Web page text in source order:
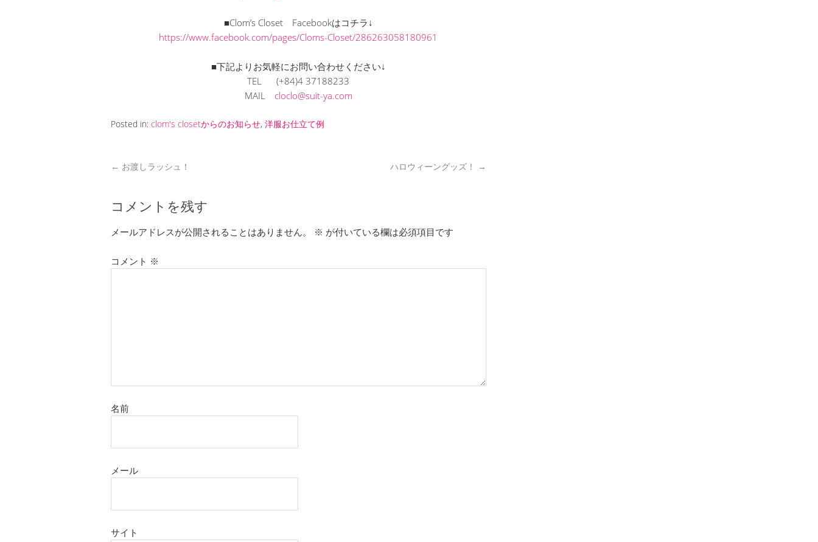
■Clom’s Closet Facebookはコチラ↓
https://www.facebook.com/pages/Cloms-Closet/286263058180961
■下記よりお気軽にお問い合わせください↓
TEL (+84)4 37188233
MAIL cloclo@suit-ya.com
Posted in: clom's closetからのお知らせ, 洋服お仕立て例
← お渡しラッシュ！ ハロウィーングッズ！ →
コメントを残す
メールアドレスが公開されることはありません。 ※ が付いている欄は必須項目です
コメント ※
名前
メール
サイト